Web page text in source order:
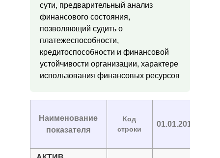
сути, предварительный анализ
финансового состояния,
позволяющий судить о
платежеспособности,
кредитоспособности и финансовой
устойчивости организации, характере
использования финансовых ресурсов
Наименование
показателя
Код
строки
01.01.2013